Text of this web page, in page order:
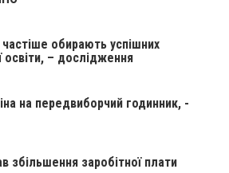
обирають успішних
освіти, – дослідження
на передвиборчий годинник, -
збільшення заробітної плати